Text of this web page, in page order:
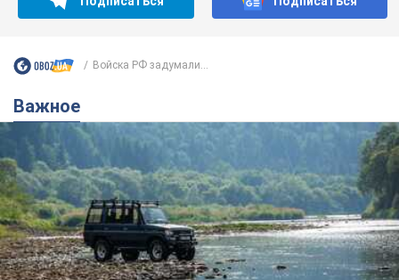
Войска РФ задумали...
Важное